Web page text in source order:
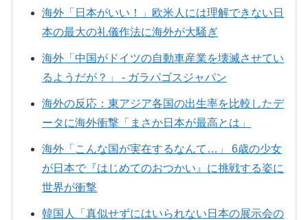
海外「日本がいい！」欧米人には理解できない日
本の最大の礼儀作法に海外が大騒ぎ
海外「中国がドイツの自動車産業を壊滅させてい
るようだが？」 - ガラパゴスジャパン
海外の反応：東アジア各国の出生率を比較したデ
ータに海外衝撃「まさか日本が最高とは」
海外「こんな国が実在するなんて…」 6歳の少女
が日本で『はじめてのおつかい』に挑戦する姿に
世界が衝撃
韓国人「真似せずにはいられない日本の展示会の